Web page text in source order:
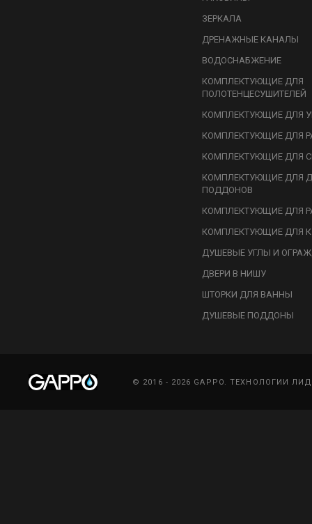
ЗЕРКАЛА
ДРЕНАЖНЫЕ КАНАЛЫ
ВОДОСНАБЖЕНИЕ
КОМПЛЕКТУЮЩИЕ ДЛЯ
ПОЛОТЕНЦЕСУШИТЕЛЕЙ
КОМПЛЕКТУЮЩИЕ ДЛЯ
КОМПЛЕКТУЮЩИЕ ДЛЯ
КОМПЛЕКТУЮЩИЕ ДЛЯ
КОМПЛЕКТУЮЩИЕ ДЛЯ
ПОДДОНОВ
КОМПЛЕКТУЮЩИЕ ДЛЯ
КОМПЛЕКТУЮЩИЕ ДЛЯ
ДУШЕВЫЕ УГЛЫ И
ДВЕРИ В НИШУ
ШТОРКИ ДЛЯ ВАННЫ
ДУШЕВЫЕ ПОДДОНЫ
© 2016 - 2026 GAPPO. ТЕХНОЛОГИИ